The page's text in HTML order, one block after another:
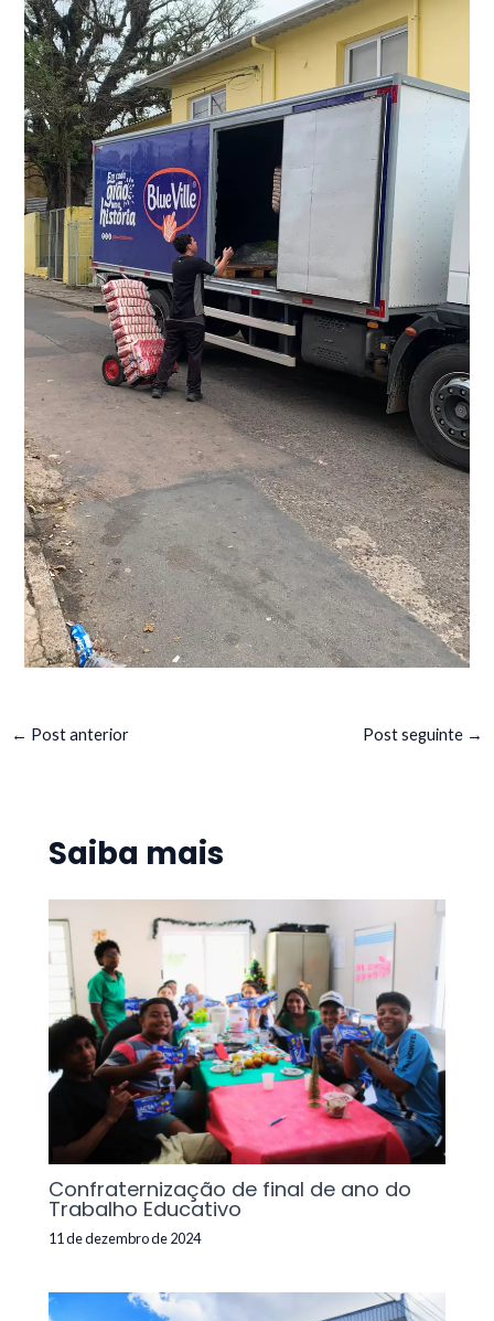
← Post anterior Post seguinte →
Saiba mais
Confraternização de final de ano do
Trabalho Educativo
11 de dezembro de 2024